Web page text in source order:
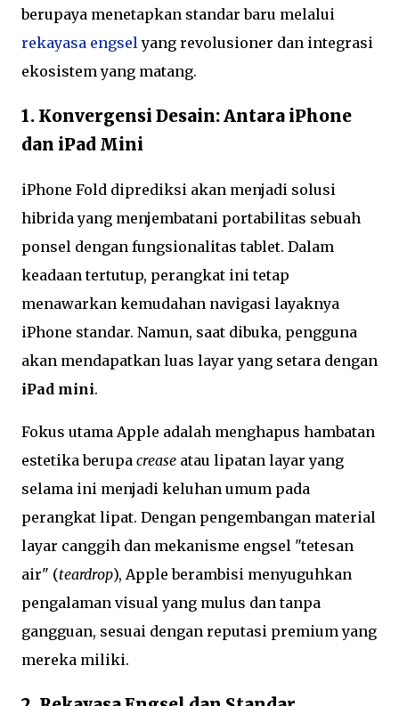
berupaya menetapkan standar baru melalui
rekayasa engselyang revolusioner dan integrasi
ekosistem yang matang.
1. Konvergensi Desain: Antara iPhone
dan iPad Mini
iPhone Fold diprediksi akan menjadi solusi
hibrida yang menjembatani portabilitas sebuah
ponsel dengan fungsionalitas tablet. Dalam
keadaan tertutup, perangkat ini tetap
menawarkan kemudahan navigasi layaknya
iPhone standar. Namun, saat dibuka, pengguna
akan mendapatkan luas layar yang setara dengan
iPad mini.
Fokus utama Apple adalah menghapus hambatan
estetika berupa crease atau lipatan layar yang
selama ini menjadi keluhan umum pada
perangkat lipat. Dengan pengembangan material
layar canggih dan mekanisme engsel "tetesan
air" (teardrop), Apple berambisi menyuguhkan
pengalaman visual yang mulus dan tanpa
gangguan, sesuai dengan reputasi premium yang
mereka miliki.